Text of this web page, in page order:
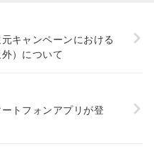
キャンペーンにおける
）について
トフォンアプリが登